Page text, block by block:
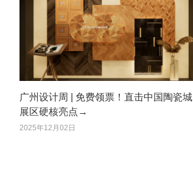
广州设计周 | 免费领票！直击中国陶瓷城
展区硬核亮点→
2025年12月02日